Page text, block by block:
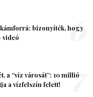
bizonyíték, hogy
videó
6
a “víz városát”: 10 millió
a vízfelszín felett!
7